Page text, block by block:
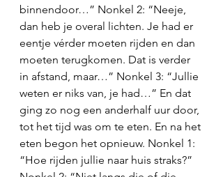
binnendoor…” Nonkel 2: “Neeje,
dan heb je overal lichten. Je had er
eentje vérder moeten rijden en dan
moeten terugkomen. Dat is verder
in afstand, maar…” Nonkel 3: “Jullie
weten er niks van, je had…” En dat
ging zo nog een anderhalf uur door,
tot het tijd was om te eten. En na het
eten begon het opnieuw. Nonkel 1:
“Hoe rijden jullie naar huis straks?”